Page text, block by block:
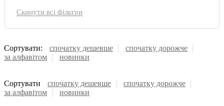
Скинути всі фільтри
Сортувати: спочатку дешевше
спочатку дорожче
за алфавiтом
новинки
Сортувати спочатку дешевше
спочатку дорожче
за алфавiтом
новинки